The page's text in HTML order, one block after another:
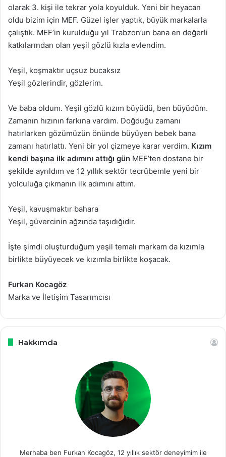
olarak 3. kişi ile tekrar yola koyulduk. Yeni bir heyacan
oldu bizim için MEF. Güzel işler yaptık, büyük markalarla
çalıştık. MEF’in kurulduğu yıl Trabzon’un bana en değerli
katkılarından olan yeşil gözlü kızla evlendim.
Yeşil, koşmaktır uçsuz bucaksız
Yeşil gözlerindir, gözlerim.
Ve baba oldum. Yeşil gözlü kızım büyüdü, ben büyüdüm.
Zamanın hızının farkına vardım. Doğduğu zamanı
hatırlarken gözümüzün önünde büyüyen bebek bana
zamanı hatırlattı. Yeni bir yol çizmeye karar verdim. Kızım
kendi başına ilk adımını attığı gün MEF’ten dostane bir
şekilde ayrıldım ve 12 yıllık sektör tecrübemle yeni bir
yolculuğa çıkmanın ilk adımını attım.
Yeşil, kavuşmaktır bahara
Yeşil, güvercinin ağzında taşıdığıdır.
İşte şimdi oluşturduğum yeşil temalı markam da kızımla
birlikte büyüyecek ve kızımla birlikte koşacak.
Furkan Kocagöz
Marka ve İletişim Tasarımcısı
Hakkımda
Merhaba ben Furkan Kocagöz, 12 yıllık sektör deneyimim ile